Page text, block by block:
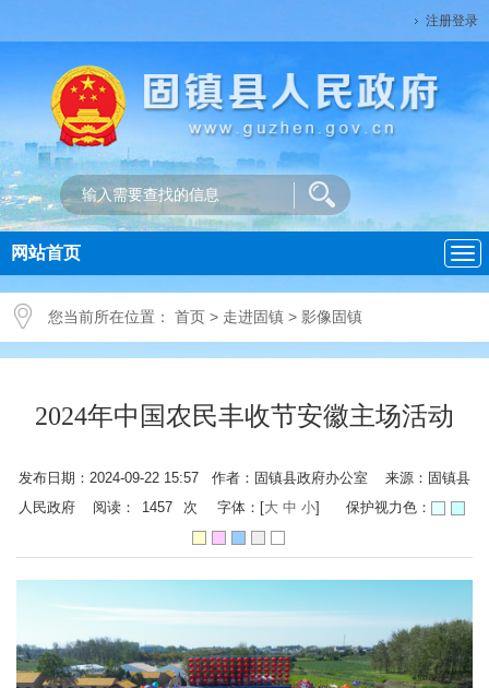
注册登录
导
航
网站首页
您当前所在位置： 首页 > 走进固镇 > 影像固镇
2024年中国农民丰收节安徽主场活动
发布日期：2024-09-22 15:57 作者：固镇县政府办公室 来源：固镇县
人民政府 阅读：
1457 次 字体：[大 中 小] 保护视力色：